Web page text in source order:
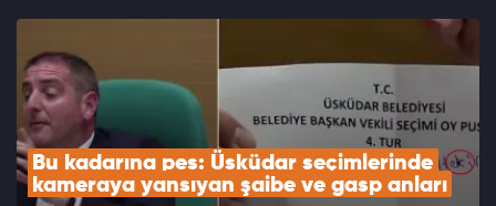
Bu kadarına pes: Üsküdar seçimlerinde
kameraya yansıyan şaibe ve gasp anları